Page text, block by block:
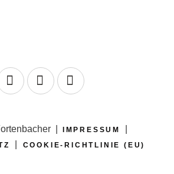
| IMPRESSUM
COOKIE-RICHTLINIE (EU)